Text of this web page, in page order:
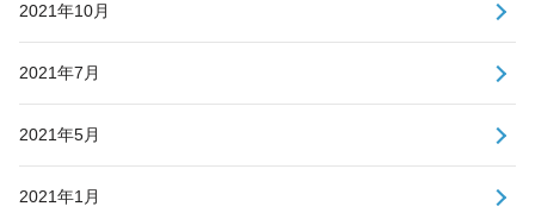
2021年10月
2021年7月
2021年5月
2021年1月